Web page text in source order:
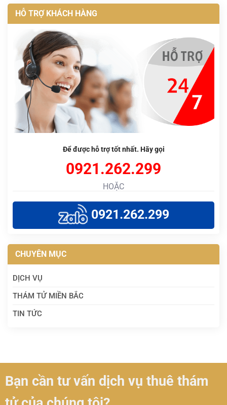
HỖ TRỢ KHÁCH HÀNG
Để được hỗ trợ tốt nhất. Hãy gọi
0921.262.299
HOẶC
0921.262.299
CHUYÊN MỤC
DỊCH VỤ
THÁM TỬ MIỀN BẮC
TIN TỨC
Bạn cần tư vấn dịch vụ thuê thám